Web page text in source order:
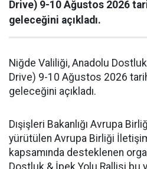
Drive) 9-10 Ağustos 2026
geleceğini açıkladı.
Niğde Valiliği, Anadolu
Drive) 9-10 Ağustos 2026
geleceğini açıkladı.
Dışişleri Bakanlığı Avrupa
yürütülen Avrupa Birliği
kapsamında desteklenen
Dostluk & İpek Yolu Rallisi bu